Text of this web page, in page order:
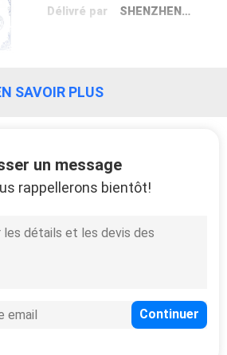
Délivré par
SHENZHEN Alpha Products Testing
SAVOIR PLUS
un message
rappellerons bientôt!